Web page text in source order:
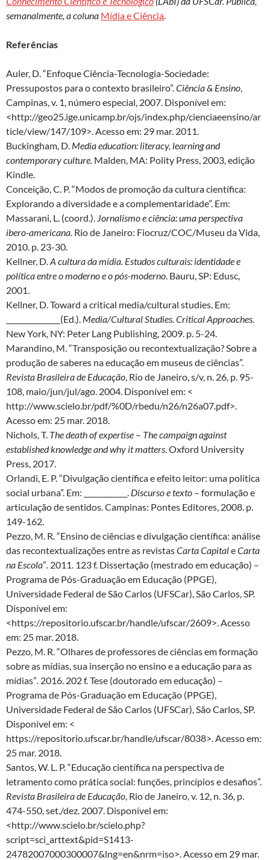
semanalmente, a coluna Mídia e Ciência.
Referências
Auler, D. “Enfoque Ciência-Tecnologia-Sociedade:
Pressupostos para o contexto brasileiro”.Ciência & Ensino,
Campinas, v. 1, número especial, 2007. Disponível em:
<http://geo25.ige.unicamp.br/ojs/index.php/cienciaeensino/ar
ticle/view/147/109>. Acesso em: 29 mar. 2011.
Buckingham, D. Media education: literacy, learning and
contemporary culture. Malden, MA: Polity Press, 2003, edição
Kindle.
Conceição, C. P. “Modos de promoção da cultura científica:
Explorando a diversidade e a complementaridade”. Em:
Massarani, L. (coord.). Jornalismo e ciência: uma perspectiva
ibero-americana. Rio de Janeiro: Fiocruz/COC/Museu da Vida,
2010. p. 23-30.
Kellner, D.A cultura da mídia. Estudos culturais: identidade e
política entre o moderno e o pós-moderno. Bauru, SP: Edusc,
2001.
Kellner, D. Toward a critical media/cultural studies. Em:
_______________(Ed.). Media/Cultural Studies. Critical Approaches.
New York, NY: Peter Lang Publishing, 2009. p. 5-24.
Marandino, M. “Transposição ou recontextualização? Sobre a
produção de saberes na educação em museus de ciências”.
Revista Brasileira de Educação, Rio de Janeiro, s/v, n. 26, p. 95-
108, maio/jun/jul/ago. 2004. Disponível em: <
http://www.scielo.br/pdf/%0D/rbedu/n26/n26a07.pdf>.
Acesso em: 25 mar. 2018.
Nichols, T. The death of expertise – The campaign against
established knowledge and why it matters. Oxford University
Press, 2017.
Orlandi, E. P. “Divulgação científica e efeito leitor: uma política
social urbana”. Em: ____________. Discurso e texto – formulação e
articulação de sentidos. Campinas: Pontes Editores, 2008. p.
149-162.
Pezzo, M. R. “Ensino de ciências e divulgação científica: análise
das recontextualizações entre as revistasCarta CapitaleCarta
na Escola”. 2011. 123 f. Dissertação (mestrado em educação) –
Programa de Pós-Graduação em Educação (PPGE),
Universidade Federal de São Carlos (UFSCar), São Carlos, SP.
Disponível em:
<https://repositorio.ufscar.br/handle/ufscar/2609>. Acesso
em: 25 mar. 2018.
Pezzo, M. R. “Olhares de professores de ciências em formação
sobre as mídias, sua inserção no ensino e a educação para as
mídias”. 2016. 202 f. Tese (doutorado em educação) –
Programa de Pós-Graduação em Educação (PPGE),
Universidade Federal de São Carlos (UFSCar), São Carlos, SP.
Disponível em: <
https://repositorio.ufscar.br/handle/ufscar/8038>. Acesso em:
25 mar. 2018.
Santos, W. L. P. “Educação científica na perspectiva de
letramento como prática social: funções, princípios e desafios”.
Revista Brasileira de Educação, Rio de Janeiro, v. 12, n. 36, p.
474-550, set./dez. 2007. Disponível em:
<http://www.scielo.br/scielo.php?
script=sci_arttext&pid=S1413-
24782007000300007&lng=en&nrm=iso>. Acesso em 29 mar.